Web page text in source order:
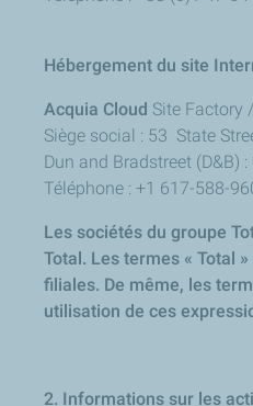
Hébergement du site
Acquia Cloud Site Factory
Siège social : 53 State
Dun and Bradstreet (D&B)
Téléphone : +1 617-588-
Les sociétés du groupe
Total. Les termes « Total
filiales. De même, les
utilisation de ces
2. Informations sur les